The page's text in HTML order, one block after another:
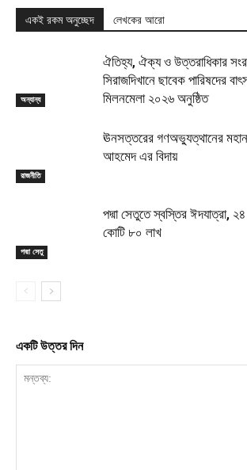
একই রকম অনুচ্ছেদ লেখকের আরো
অন্যান্য
ঐতিহ্য, ঐক্য ও উত্তরাধিকার
সিরাজদিখানে ছাবেক পারিষদের
মিলনমেলা ২০২৬ অনুষ্ঠিত
রাজনীতি
ঊনসত্তরের গণঅভ্যুত্থানের
আহমেদ এর বিদায়
পদ্মা সেতু
পদ্মা সেতুতে স্বস্তির ঈদযাত্রা,
কোটি ৮০ লাখ
একটি উত্তর দিন